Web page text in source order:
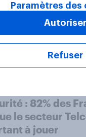
2024 : porte-
d’ouverture,
: 82% des
le secteur
à jouer
Paramètres des
Refuser
Autoriser